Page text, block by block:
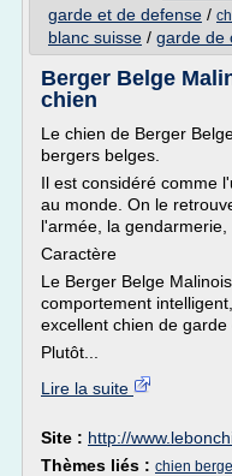
garde et de defense /
blanc suisse / garde de
Berger Belge
chien
Le chien de Berger
bergers belges.
Il est considéré comme
au monde. On le
l'armée, la gendarmerie,
Caractère
Le Berger Belge
comportement
excellent chien de garde
Plutôt...
Lire la suite
Site : http://
Thèmes liés : chien